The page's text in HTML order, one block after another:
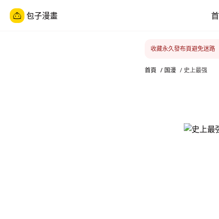
包子漫畫
收藏永久發布頁避免迷路
首頁 / 国漫 / 史上最强